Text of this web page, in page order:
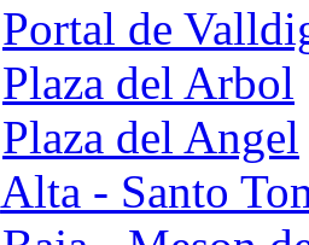
Portal de
Plaza del Arbol
Plaza del Angel
Alta - Santo